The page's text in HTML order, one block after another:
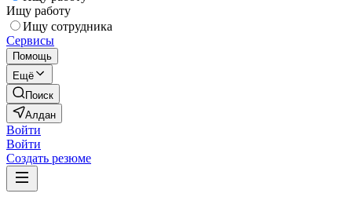
Ищу работу
Ищу сотрудника
Сервисы
Помощь
Ещё
Поиск
Алдан
Войти
Войти
Создать резюме